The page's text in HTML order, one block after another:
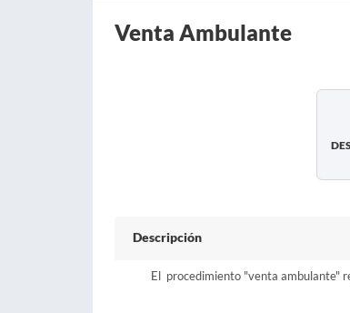
Venta Ambulante
Descripción
El procedimiento "venta ambulante"